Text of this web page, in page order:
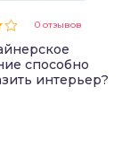
0 отзывов
способно
интерьер?